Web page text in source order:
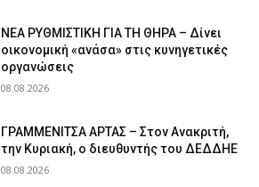
ΝΕΑ ΡΥΘΜΙΣΤΙΚΗ ΓΙΑ ΤΗ ΘΗΡΑ – Δίνει
οικονομική «ανάσα» στις κυνηγετικές
οργανώσεις
08.08.2026
ΓΡΑΜΜΕΝΙΤΣΑ ΑΡΤΑΣ – Στον Ανακριτή,
την Κυριακή, ο διευθυντής του ΔΕΔΔΗΕ
08.08.2026